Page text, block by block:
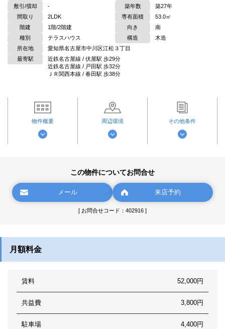
敷引/償却
- 築年数
築27年
間取り
2LDK 専有面積
53.0㎡
階建
1階/2階建 向き
南
種別
テラスハウス 構造
木造
所在地
愛知県名古屋市中川区江松３丁目
最寄駅
近鉄名古屋線 / 伏屋駅 歩29分
近鉄名古屋線 / 戸田駅 歩32分
ＪＲ関西本線 / 春田駅 歩38分
物件概要 周辺環境 その他条件
この物件についてお問合せ
メール 来店予約
[ お問合せコード：402916 ]
月額料金
賃料 52,000円
共益費 3,800円
駐車場 4,400円